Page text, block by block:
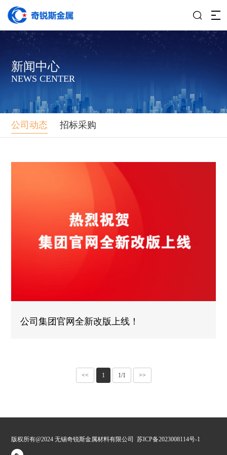

新闻中心
NEWS CENTER
公司动态 招标采购
公司集团官网全新改版上线！
<< 1 1/1 >>
版权所有@2024 无锡奇锐斯金属材料有限公司苏ICP备2023008114号-1